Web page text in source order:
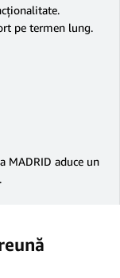
pe termen lung.
MADRID aduce un